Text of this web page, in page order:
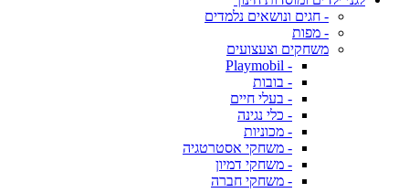
- חגים ונושאים נלמדים
- מפות
משחקים וצעצועים
- Playmobil
- בובות
- בעלי חיים
- כלי נגינה
- מכוניות
- משחקי אסטרטגיה
- משחקי דמיון
- משחקי חברה